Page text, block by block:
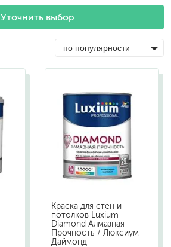
Уточнить выбор
Краска для стен и
потолков Luxium
Diamond Алмазная
Прочность / Люксиум
Даймонд